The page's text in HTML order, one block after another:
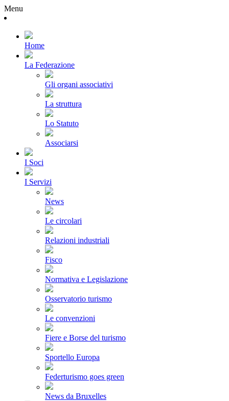
Menu
Home
La Federazione
Gli organi associativi
La struttura
Lo Statuto
Associarsi
I Soci
I Servizi
News
Le circolari
Relazioni industriali
Fisco
Normativa e Legislazione
Osservatorio turismo
Le convenzioni
Fiere e Borse del turismo
Sportello Europa
Federturismo goes green
News da Bruxelles